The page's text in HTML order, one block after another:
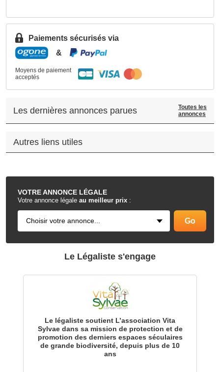
VOTREANNONCE LÉGALE
Votre annonce légale au meilleur prix :
Paiements sécurisés via
&
Moyens de paiement
acceptés
Les dernières annonces parues
Toutes les
annonces
Autres liens utiles
.
Le Légaliste s'engage
Le légaliste soutient L’association Vita
Sylvae dans sa mission de protection et de
promotion des derniers espaces séculaires
de grande biodiversité, depuis plus de 10
ans